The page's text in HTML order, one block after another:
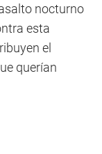
nocturno
esta
el
querían